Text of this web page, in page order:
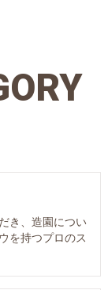
き、造園につい
を持つプロのス